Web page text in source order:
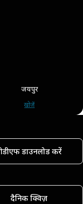
जयपुर
खोजें
डाउनलोड करें
दैनिक क्विज़